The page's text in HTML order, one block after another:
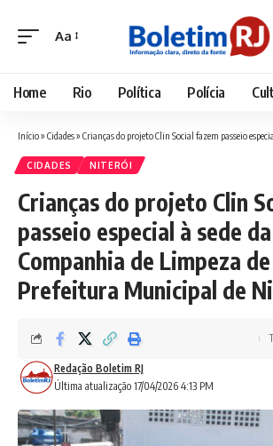
Font
Aa
Home Rio Política Polícia
Início» Cidades» Crianças do projeto Clin Social fazem passeio especial à sede da Companhia de
CIDADES NITERÓI
Crianças do projeto Clin
passeio especial à sede da
Companhia de Limpeza
Prefeitura Municipal de
Última atualização 17/04/2026 4:13 PM
Redação Boletim RJ